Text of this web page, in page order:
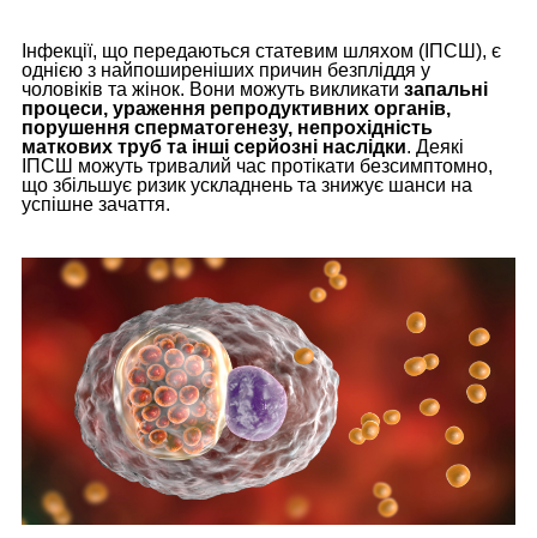
Інфекції, що передаються статевим шляхом (ІПСШ), є
однією з найпоширеніших причин безпліддя у
чоловіків та жінок. Вони можуть викликати запальні
процеси, ураження репродуктивних органів,
порушення сперматогенезу, непрохідність
маткових труб та інші серйозні наслідки. Деякі
ІПСШ можуть тривалий час протікати безсимптомно,
що збільшує ризик ускладнень та знижує шанси на
успішне зачаття.